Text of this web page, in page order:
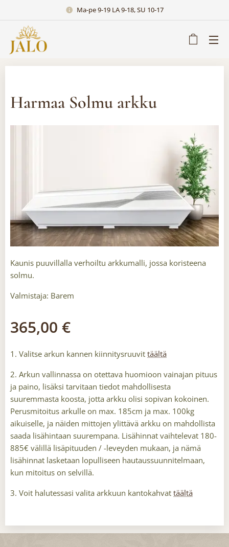
Ma-pe 9-19 LA 9-18, SU 10-17
Harmaa Solmu arkku
Kaunis puuvillalla verhoiltu arkkumalli, jossa koristeena
solmu.
Valmistaja: Barem
365,00 €
1. Valitse arkun kannen kiinnitysruuvit täältä
2. Arkun vallinnassa on otettava huomioon vainajan pituus
ja paino, lisäksi tarvitaan tiedot mahdollisesta
suuremmasta koosta, jotta arkku olisi sopivan kokoinen.
Perusmitoitus arkulle on max. 185cm ja max. 100kg
aikuiselle, ja näiden mittojen ylittävä arkku on mahdollista
saada lisähintaan suurempana. Lisähinnat vaihtelevat 180-
885€ välillä lisäpituuden / -leveyden mukaan, ja nämä
lisähinnat lasketaan lopulliseen hautaussuunnitelmaan,
kun mitoitus on selvillä.
3. Voit halutessasi valita arkkuun kantokahvat täältä